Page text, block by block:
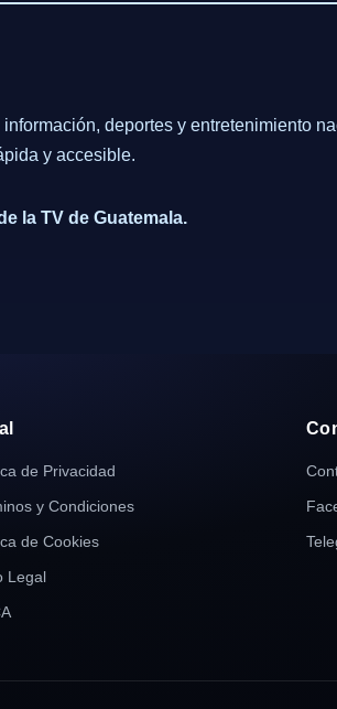
deportes y entretenimiento
y accesible.
la TV de Guatemala.
de Privacidad
y Condiciones
de Cookies
Legal